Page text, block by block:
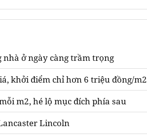
ở ngày càng trầm trọng
khởi điểm chỉ hơn 6 triệu đồng/m2
m2, hé lộ mục đích phía sau
Lincoln